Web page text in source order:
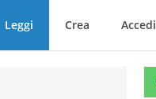
Leggi Crea Accedi